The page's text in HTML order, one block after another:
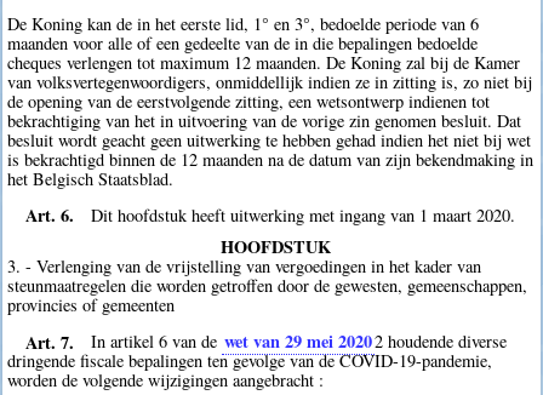
De Koning kan de in het eerste lid, 1° en 3°, bedoelde periode van 6
maanden voor alle of een gedeelte van de in die bepalingen bedoelde
cheques verlengen tot maximum 12 maanden. De Koning zal bij de Kamer
van volksvertegenwoordigers, onmiddellijk indien ze in zitting is, zo niet bij
de opening van de eerstvolgende zitting, een wetsontwerp indienen tot
bekrachtiging van het in uitvoering van de vorige zin genomen besluit. Dat
besluit wordt geacht geen uitwerking te hebben gehad indien het niet bij wet
is bekrachtigd binnen de 12 maanden na de datum van zijn bekendmaking in
het Belgisch Staatsblad.
Art. 6. Dit hoofdstuk heeft uitwerking met ingang van 1 maart 2020.
HOOFDSTUK
3. - Verlenging van de vrijstelling van vergoedingen in het kader van
steunmaatregelen die worden getroffen door de gewesten, gemeenschappen,
provincies of gemeenten
Art. 7. In artikel 6 van de wet van 29 mei 20202 houdende diverse
dringende fiscale bepalingen ten gevolge van de COVID-19-pandemie,
worden de volgende wijzigingen aangebracht :